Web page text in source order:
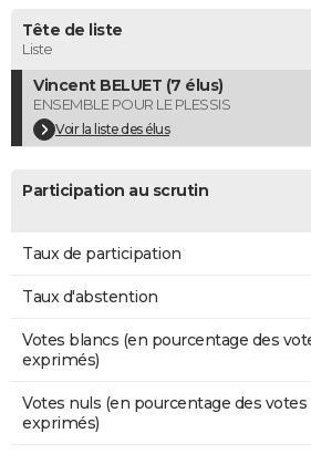
Dictionnaire
Biographies
Citations
Expressions
Proverbes
PROGRAMME TV
COPAINS D'AVANT
S'inscrire
Se connecter
Lycées
Collèges
Primaires
Universités
Entreprises
Service militaire
Avis de recherche
AVIS DE DÉCÈS
Bricolage
Television
Tête de liste
Liste
Vincent BELUET (7 élus)
ENSEMBLE POUR LE PLESSIS
Voir la liste des élus
Participation au scrutin
Taux de participation
Taux d'abstention
Votes blancs (en pourcentage des
exprimés)
Votes nuls (en pourcentage des votes
exprimés)